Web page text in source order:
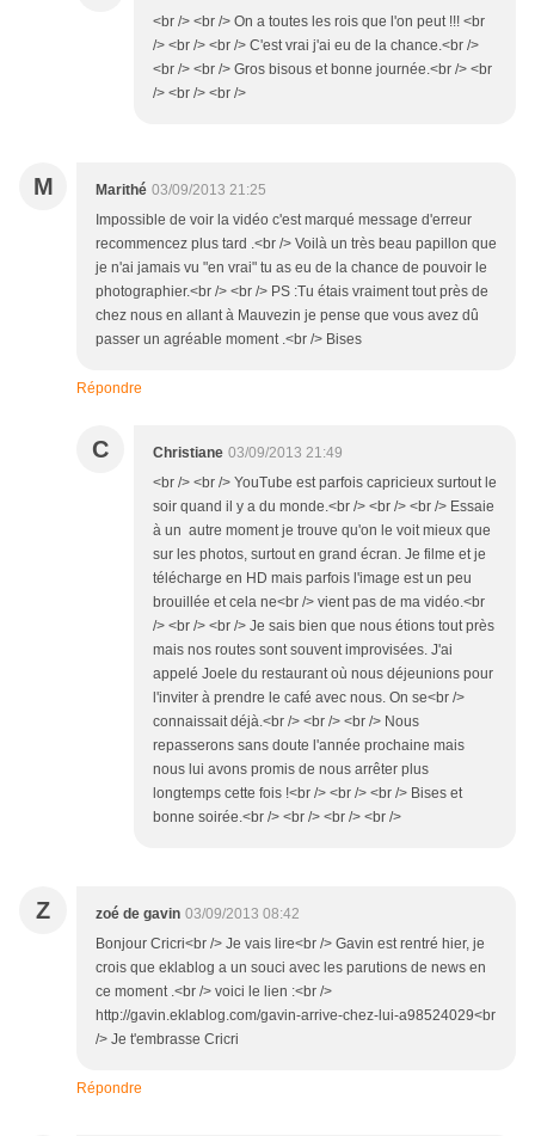
<br /> <br /> On a toutes les rois que l'on peut !!! <br
/> <br /> <br /> C'est vrai j'ai eu de la chance.<br />
<br /> <br /> Gros bisous et bonne journée.<br /> <br
/> <br /> <br />
M Marithé 03/09/2013 21:25
Impossible de voir la vidéo c'est marqué message d'erreur
recommencez plus tard .<br /> Voilà un très beau papillon que
je n'ai jamais vu "en vrai" tu as eu de la chance de pouvoir le
photographier.<br /> <br /> PS :Tu étais vraiment tout près de
chez nous en allant à Mauvezin je pense que vous avez dû
passer un agréable moment .<br /> Bises
Répondre
C Christiane 03/09/2013 21:49
<br /> <br /> YouTube est parfois capricieux surtout le
soir quand il y a du monde.<br /> <br /> <br /> Essaie
à un autre moment je trouve qu'on le voit mieux que
sur les photos, surtout en grand écran. Je filme et je
télécharge en HD mais parfois l'image est un peu
brouillée et cela ne<br /> vient pas de ma vidéo.<br
/> <br /> <br /> Je sais bien que nous étions tout près
mais nos routes sont souvent improvisées. J'ai
appelé Joele du restaurant où nous déjeunions pour
l'inviter à prendre le café avec nous. On se<br />
connaissait déjà.<br /> <br /> <br /> Nous
repasserons sans doute l'année prochaine mais
nous lui avons promis de nous arrêter plus
longtemps cette fois !<br /> <br /> <br /> Bises et
bonne soirée.<br /> <br /> <br /> <br />
Z zoé de gavin 03/09/2013 08:42
Bonjour Cricri<br /> Je vais lire<br /> Gavin est rentré hier, je
crois que eklablog a un souci avec les parutions de news en
ce moment .<br /> voici le lien :<br />
http://gavin.eklablog.com/gavin-arrive-chez-lui-a98524029<br
/> Je t'embrasse Cricri
Répondre